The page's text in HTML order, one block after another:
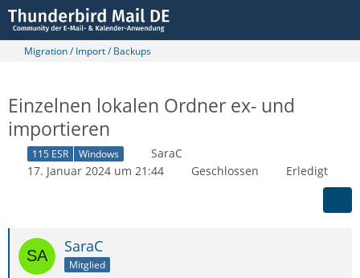
Migration / Import / Backups
Einzelnen lokalen Ordner ex- und
importieren
115 ESR Windows
SaraC
17. Januar 2024 um 21:44
Geschlossen Erledigt
SaraC
Mitglied